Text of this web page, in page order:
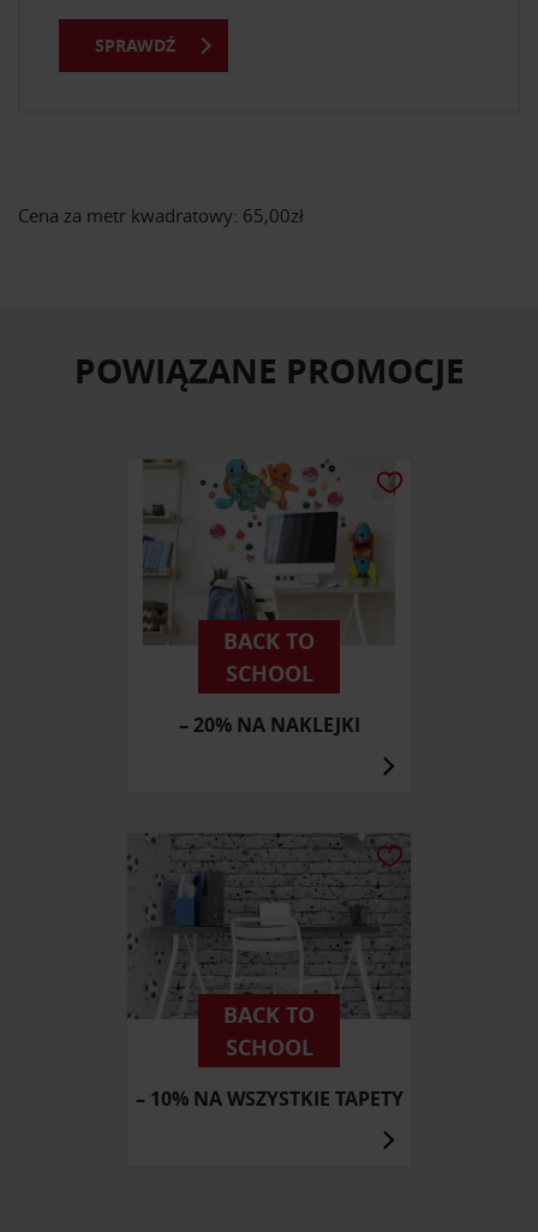
Cena za metr kwadratowy: 65,00zł
SPRAWDŹ
POWIĄZANE PROMOCJE
BACK TO
SCHOOL
– 20% NA NAKLEJKI
BACK TO
SCHOOL
– 10% NA WSZYSTKIE TAPETY